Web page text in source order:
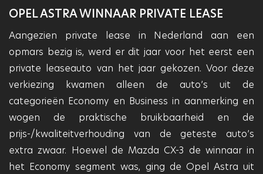
OPEL ASTRA WINNAAR PRIVATE LEASE
Aangezien private lease in Nederland aan een
opmars bezig is, werd er dit jaar voor het eerst een
private leaseauto van het jaar gekozen. Voor deze
verkiezing kwamen alleen de auto’s uit de
categorieën Economy en Business in aanmerking en
wogen de praktische bruikbaarheid en de
prijs-/kwaliteitverhouding van de geteste auto’s
extra zwaar. Hoewel de Mazda CX-3 de winnaar in
het Economy segment was, ging de Opel Astra uit